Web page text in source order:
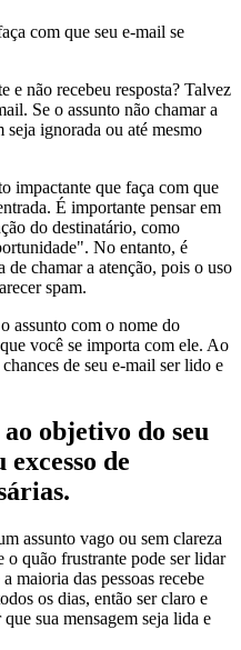
com que seu e-mail se
e não recebeu resposta? Talvez
Se o assunto não chamar a
seja ignorada ou até mesmo
impactante que faça com que
É importante pensar em
do destinatário, como
No entanto, é
de chamar a atenção, pois o uso
spam.
assunto com o nome do
você se importa com ele. Ao
de seu e-mail ser lido e
objetivo do seu
de
assunto vago ou sem clareza
o quão frustrante pode ser lidar
maioria das pessoas recebe
os dias, então ser claro e
sua mensagem seja lida e